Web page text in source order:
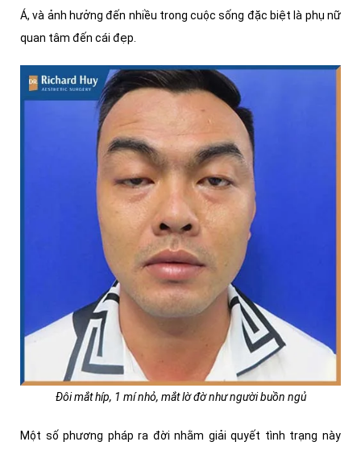
Á, và ảnh hưởng đến nhiều trong cuộc sống đặc biệt là phụ nữ
quan tâm đến cái đẹp.
Đôi mắt híp, 1 mí nhỏ, mắt lờ đờ như người buồn ngủ
Một số phương pháp ra đời nhằm giải quyết tình trạng này